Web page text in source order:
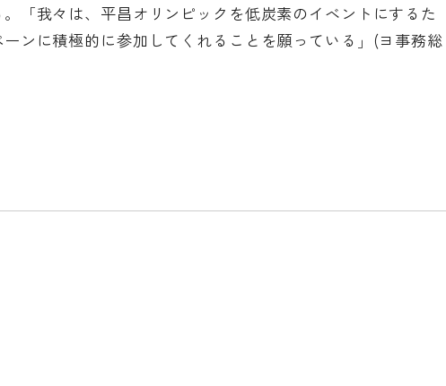
「我々は、平昌オリンピックを低炭素のイベントにするた
ンに積極的に参加してくれることを願っている」(ヨ事務総